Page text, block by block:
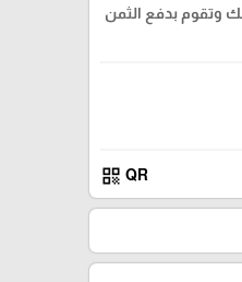
وتقوم بدفع الثمن
QR
qr_code